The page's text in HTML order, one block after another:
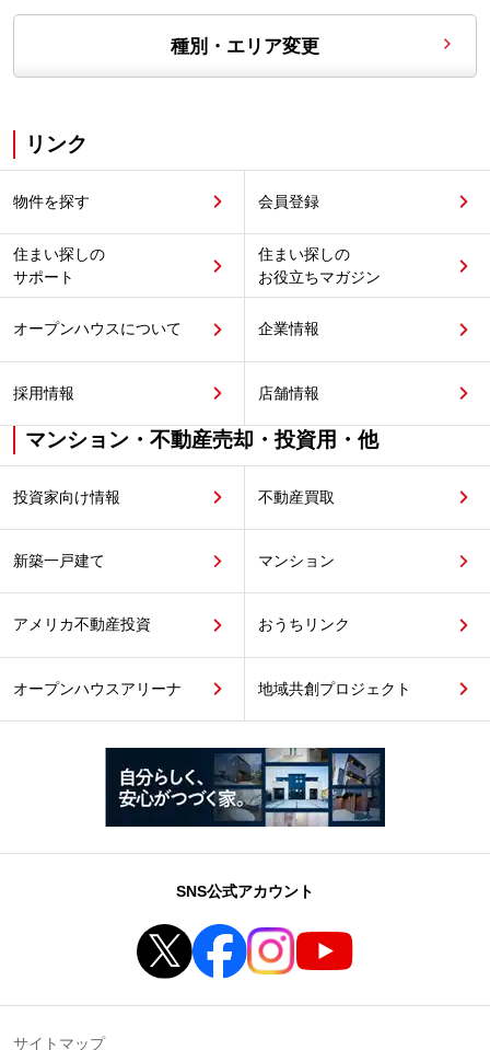
種別・エリア変更
リンク
物件を探す 会員登録
住まい探しの
サポート
住まい探しの
お役立ちマガジン
オープンハウスについて 企業情報
採用情報 店舗情報
マンション・不動産売却・投資用・他
投資家向け情報 不動産買取
新築一戸建て マンション
アメリカ不動産投資 おうちリンク
オープンハウスアリーナ 地域共創プロジェクト
SNS公式アカウント
サイトマップ